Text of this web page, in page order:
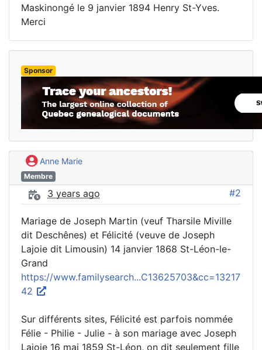
Maskinongé le 9 janvier 1894 Henry St-Yves.
Merci
Sponsor
Anne Marie
Membre
3 years ago #2
Mariage de Joseph Martin (veuf Tharsile Miville
dit Deschênes) et Félicité (veuve de Joseph
Lajoie dit Limousin) 14 janvier 1868 St-Léon-le-
Grand
https://www.familysearch...C13625703&cc=13217
42
Sur différents sites, Félicité est parfois nommée
Félie - Philie - Julie - à son mariage avec Joseph
Lajoie 16 mai 1859 St-Léon, on dit seulement fille